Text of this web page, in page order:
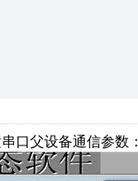
口父设备通信参数